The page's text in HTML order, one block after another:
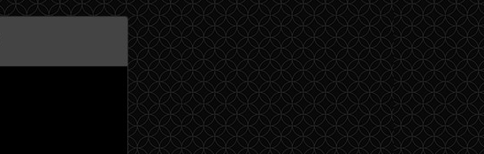
8 марта 2019
8 марта 2019
7 марта 2019